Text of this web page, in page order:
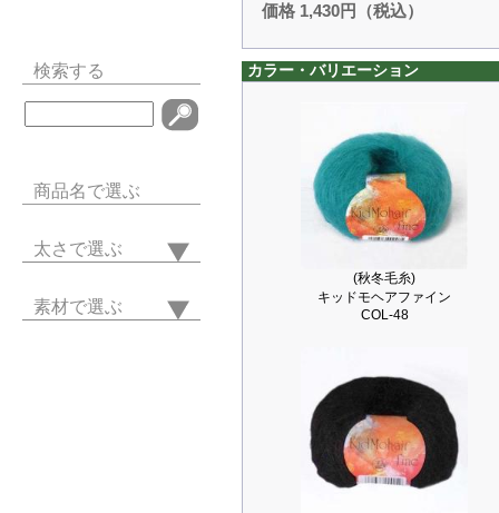
検索する
商品名で選ぶ
太さで選ぶ
素材で選ぶ
価格 1,430円（税込）
カラー・バリエーション
(秋冬毛糸)
キッドモヘアファイン
COL-48